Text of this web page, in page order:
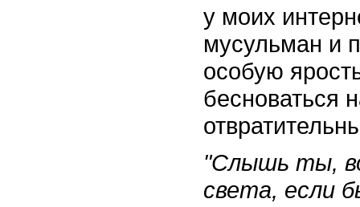
у моих
мусульман и
особую
бесноваться
"Слышь ты,
света, если